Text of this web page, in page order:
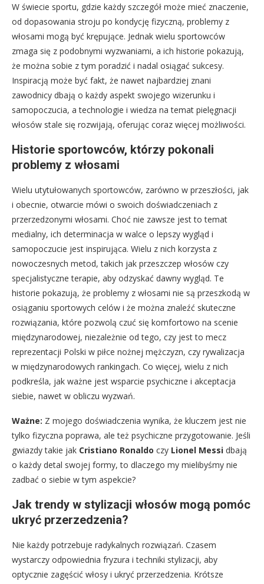
W świecie sportu, gdzie każdy szczegół może mieć znaczenie,
od dopasowania stroju po kondycję fizyczną, problemy z
włosami mogą być krępujące. Jednak wielu sportowców
zmaga się z podobnymi wyzwaniami, a ich historie pokazują,
że można sobie z tym poradzić i nadal osiągać sukcesy.
Inspiracją może być fakt, że nawet najbardziej znani
zawodnicy dbają o każdy aspekt swojego wizerunku i
samopoczucia, a technologie i wiedza na temat pielęgnacji
włosów stale się rozwijają, oferując coraz więcej możliwości.
Historie sportowców, którzy pokonali
problemy z włosami
Wielu utytułowanych sportowców, zarówno w przeszłości, jak
i obecnie, otwarcie mówi o swoich doświadczeniach z
przerzedzonymi włosami. Choć nie zawsze jest to temat
medialny, ich determinacja w walce o lepszy wygląd i
samopoczucie jest inspirująca. Wielu z nich korzysta z
nowoczesnych metod, takich jak przeszczep włosów czy
specjalistyczne terapie, aby odzyskać dawny wygląd. Te
historie pokazują, że problemy z włosami nie są przeszkodą w
osiąganiu sportowych celów i że można znaleźć skuteczne
rozwiązania, które pozwolą czuć się komfortowo na scenie
międzynarodowej, niezależnie od tego, czy jest to mecz
reprezentacji Polski w piłce nożnej mężczyzn, czy rywalizacja
w międzynarodowych rankingach. Co więcej, wielu z nich
podkreśla, jak ważne jest wsparcie psychiczne i akceptacja
siebie, nawet w obliczu wyzwań.
Ważne: Z mojego doświadczenia wynika, że kluczem jest nie
tylko fizyczna poprawa, ale też psychiczne przygotowanie. Jeśli
gwiazdy takie jak Cristiano Ronaldo czy Lionel Messi dbają
o każdy detal swojej formy, to dlaczego my mielibyśmy nie
zadbać o siebie w tym aspekcie?
Jak trendy w stylizacji włosów mogą pomóc
ukryć przerzedzenia?
Nie każdy potrzebuje radykalnych rozwiązań. Czasem
wystarczy odpowiednia fryzura i techniki stylizacji, aby
optycznie zagęścić włosy i ukryć przerzedzenia. Krótsze